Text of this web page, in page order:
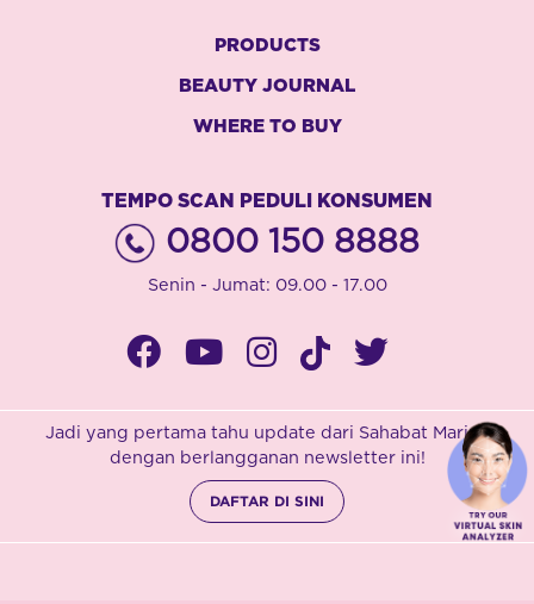
PRODUCTS
BEAUTY JOURNAL
WHERE TO BUY
TEMPO SCAN PEDULI KONSUMEN
0800 150 8888
Senin - Jumat: 09.00 - 17.00
Jadi yang pertama tahu update dari Sahabat Marina
dengan berlangganan newsletter ini!
DAFTAR DI SINI